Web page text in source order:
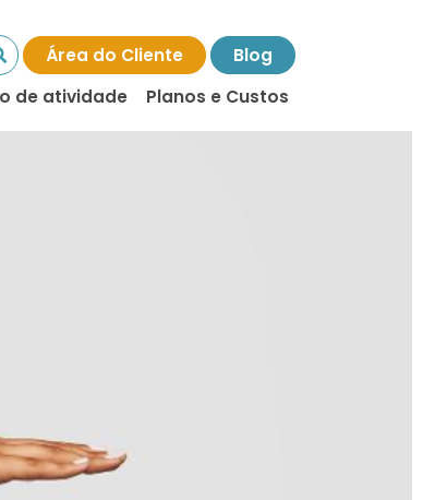
Área do Cliente
Blog
de atividade Planos e Custos